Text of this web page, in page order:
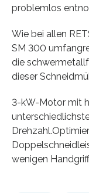
problemlos
Wie bei allen
SM 300
die
dieser
3-kW-Motor mit
wenigen